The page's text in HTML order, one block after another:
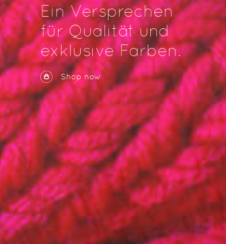
Ein Versprechen
für Qualität und
exklusive Farben.
Shop now